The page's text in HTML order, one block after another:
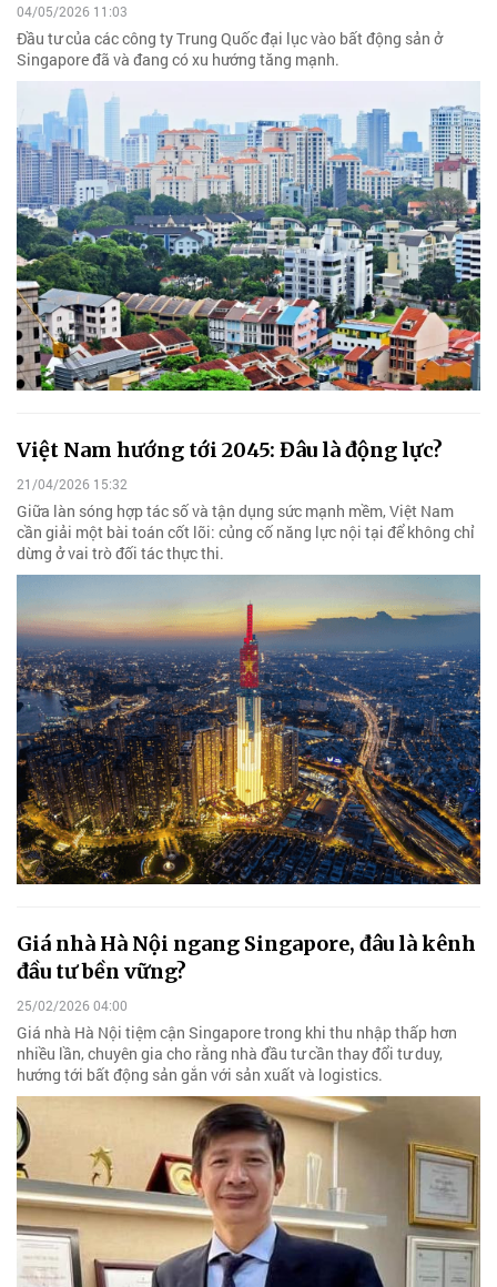
04/05/2026 11:03
Đầu tư của các công ty Trung Quốc đại lục vào bất động sản ở
Singapore đã và đang có xu hướng tăng mạnh.
Việt Nam hướng tới 2045: Đâu là động lực?
21/04/2026 15:32
Giữa làn sóng hợp tác số và tận dụng sức mạnh mềm, Việt Nam
cần giải một bài toán cốt lõi: củng cố năng lực nội tại để không chỉ
dừng ở vai trò đối tác thực thi.
Giá nhà Hà Nội ngang Singapore, đâu là kênh
đầu tư bền vững?
25/02/2026 04:00
Giá nhà Hà Nội tiệm cận Singapore trong khi thu nhập thấp hơn
nhiều lần, chuyên gia cho rằng nhà đầu tư cần thay đổi tư duy,
hướng tới bất động sản gắn với sản xuất và logistics.